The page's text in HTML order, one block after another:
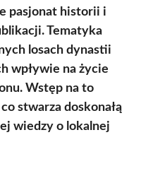
pasjonat historii i
Tematyka
losach dynastii
wpływie na życie
Wstęp na to
stwarza doskonałą
wiedzy o lokalnej